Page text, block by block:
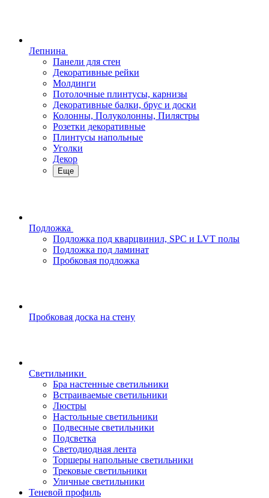
Лепнина
Панели для стен
Декоративные рейки
Молдинги
Потолочные плинтусы, карнизы
Декоративные балки, брус и доски
Колонны, Полуколонны, Пилястры
Розетки декоративные
Плинтусы напольные
Уголки
Декор
Еще
Подложка
Подложка под кварцвинил, SPC и LVT полы
Подложка под ламинат
Пробковая подложка
Пробковая доска на стену
Светильники
Бра настенные светильники
Встраиваемые светильники
Люстры
Настольные светильники
Подвесные светильники
Подсветка
Светодиодная лента
Торшеры напольные светильники
Трековые светильники
Уличные светильники
Теневой профиль